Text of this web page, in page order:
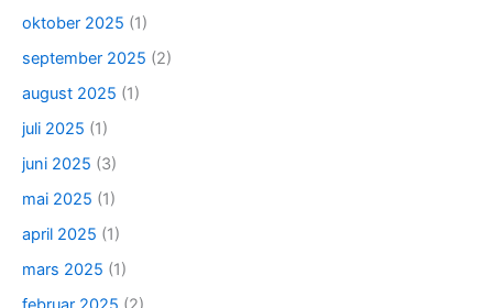
oktober 2025 (1)
september 2025 (2)
august 2025 (1)
juli 2025 (1)
juni 2025 (3)
mai 2025 (1)
april 2025 (1)
mars 2025 (1)